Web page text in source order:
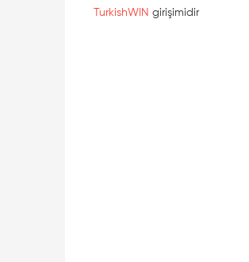
TurkishWIN girişimidir